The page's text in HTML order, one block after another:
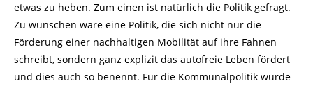
etwas zu heben. Zum einen ist natürlich die Politik gefragt.
Zu wünschen wäre eine Politik, die sich nicht nur die
Förderung einer nachhaltigen Mobilität auf ihre Fahnen
schreibt, sondern ganz explizit das autofreie Leben fördert
und dies auch so benennt. Für die Kommunalpolitik würde